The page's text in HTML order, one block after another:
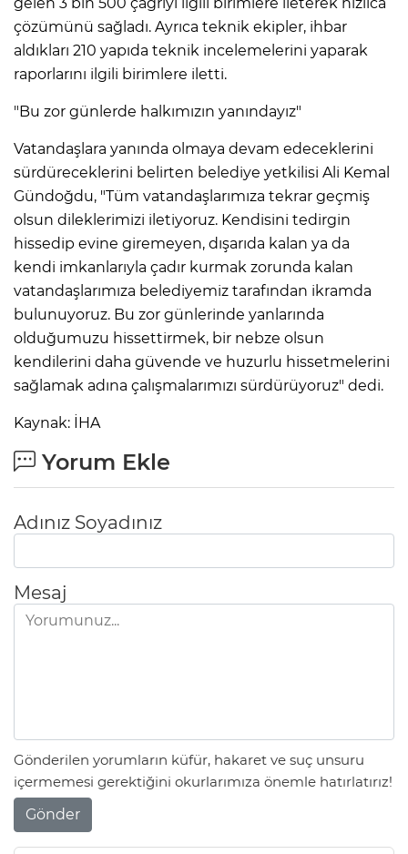
çözümünü sağladı. Ayrıca teknik ekipler, ihbar
aldıkları 210 yapıda teknik incelemelerini yaparak
raporlarını ilgili birimlere iletti.
"Bu zor günlerde halkımızın yanındayız"
Vatandaşlara yanında olmaya devam edeceklerini
sürdüreceklerini belirten belediye yetkilisi Ali Kemal
Gündoğdu, "Tüm vatandaşlarımıza tekrar geçmiş
olsun dileklerimizi iletiyoruz. Kendisini tedirgin
hissedip evine giremeyen, dışarıda kalan ya da
kendi imkanlarıyla çadır kurmak zorunda kalan
vatandaşlarımıza belediyemiz tarafından ikramda
bulunuyoruz. Bu zor günlerinde yanlarında
olduğumuzu hissettirmek, bir nebze olsun
kendilerini daha güvende ve huzurlu hissetmelerini
sağlamak adına çalışmalarımızı sürdürüyoruz" dedi.
Kaynak: İHA
Yorum Ekle
Adınız Soyadınız
Mesaj
Gönderilen yorumların küfür, hakaret ve suç unsuru
içermemesi gerektiğini okurlarımıza önemle hatırlatırız!
Gönder